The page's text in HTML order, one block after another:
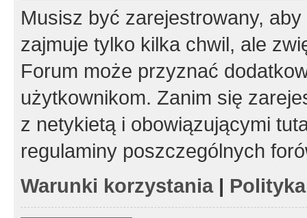
Musisz być zarejestrowany,
zajmuje tylko kilka chwil, ale
Forum może przyznać
użytkownikom. Zanim się
z netykietą i obowiązującymi
regulaminy poszczególnych
Warunki korzystania|